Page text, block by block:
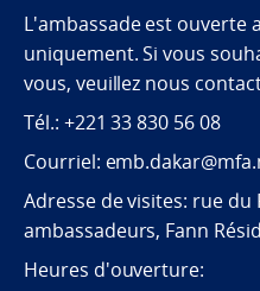
L'ambassade est ouverte
uniquement. Si vous
vous, veuillez nous
Tél.: +221 33 830 56 08
Courriel:
Adresse de visites: rue du
ambassadeurs, Fann
Heures d'ouverture: